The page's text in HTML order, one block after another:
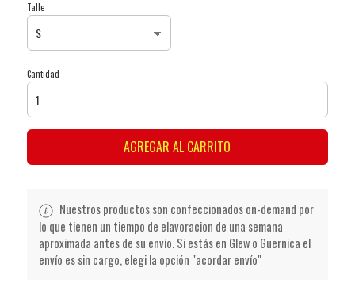
Talle
Cantidad
AGREGAR AL CARRITO
Nuestros productos son confeccionados on-demand por
lo que tienen un tiempo de elavoracion de una semana
aproximada antes de su envío. Si estás en Glew o Guernica el
envío es sin cargo, elegi la opción "acordar envío"